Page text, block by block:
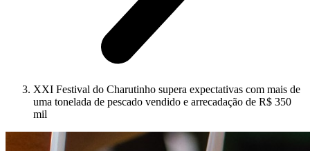
XXI Festival do Charutinho supera expectativas com mais de
uma tonelada de pescado vendido e arrecadação de R$ 350
mil